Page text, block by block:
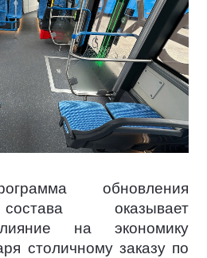
обновления
оказывает
на экономику
столичному заказу по